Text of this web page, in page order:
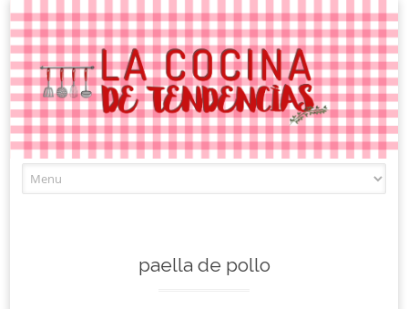
to
paella de pollo